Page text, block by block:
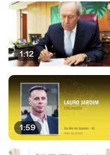
1:12
1:59